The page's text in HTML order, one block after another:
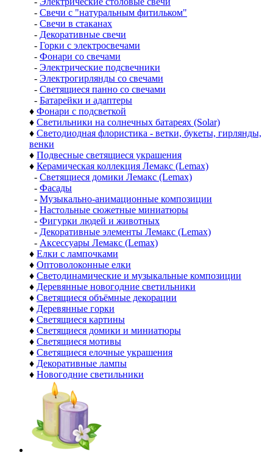
- Свечи с "натуральным фитильком"
- Свечи в стаканах
- Декоративные свечи
- Горки с электросвечами
- Фонари со свечами
- Электрические подсвечники
- Электрогирлянды со свечами
- Светящиеся панно со свечами
- Батарейки и адаптеры
♦ Фонари с подсветкой
♦ Светильники на солнечных батареях (Solar)
♦ Светодиодная флористика - ветки, букеты, гирлянды,
венки
♦ Подвесные светящиеся украшения
♦ Керамическая коллекция Лемакс (Lemax)
- Светящиеся домики Лемакс (Lemax)
- Фасады
- Музыкально-анимационные композиции
- Настольные сюжетные миниатюры
- Фигурки людей и животных
- Декоративные элементы Лемакс (Lemax)
- Аксессуары Лемакс (Lemax)
♦ Елки с лампочками
♦ Оптоволоконные елки
♦ Светодинамические и музыкальные композиции
♦ Деревянные новогодние светильники
♦ Светящиеся объёмные декорации
♦ Деревянные горки
♦ Светящиеся картины
♦ Светящиеся домики и миниатюры
♦ Светящиеся мотивы
♦ Светящиеся елочные украшения
♦ Декоративные лампы
♦ Новогодние светильники